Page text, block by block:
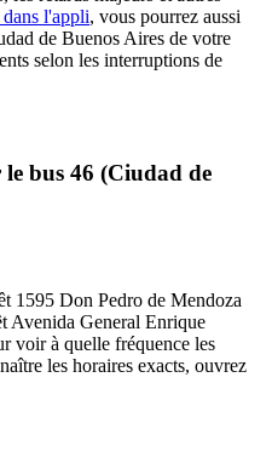
l'appli, vous pourrez aussi
de Buenos Aires de votre
selon les interruptions de
bus 46 (Ciudad de
1595 Don Pedro de Mendoza
Avenida General Enrique
voir à quelle fréquence les
les horaires exacts, ouvrez